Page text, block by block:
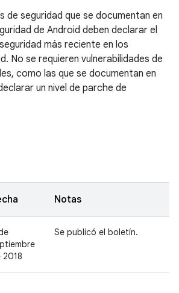
de seguridad que se documentan en
de Android deben declarar el
más reciente en los
No se requieren vulnerabilidades de
como las que se documentan en
un nivel de parche de
Notas
2018
Se publicó el boletín.